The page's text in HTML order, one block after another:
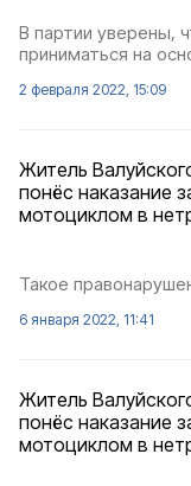
В партии уверены,
приниматься на
2 февраля 2022, 15:09
Житель
понёс наказание
мотоциклом в
Такое
6 января 2022, 11:41
Житель
понёс наказание
мотоциклом в